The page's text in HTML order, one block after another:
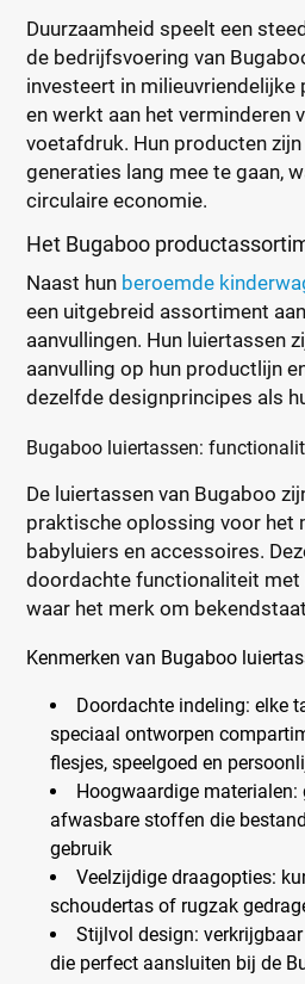
Duurzaamheid speelt een
de bedrijfsvoering van
investeert in
en werkt aan het verminderen
voetafdruk. Hun producten
generaties lang mee te gaan,
circulaire economie.
Het Bugaboo
Naast hun beroemde
een uitgebreid assortiment
aanvullingen. Hun luiertassen
aanvulling op hun productlijn
dezelfde designprincipes als
Bugaboo luiertassen:
De luiertassen van Bugaboo
praktische oplossing voor het
babyluiers en accessoires.
doordachte functionaliteit
waar het merk om
Kenmerken van Bugaboo
Doordachte indeling: elke
speciaal ontworpen
flesjes, speelgoed en
Hoogwaardige materialen:
afwasbare stoffen die
gebruik
Veelzijdige draagopties:
schoudertas of rugzak
Stijlvol design:
die perfect aansluiten bij de